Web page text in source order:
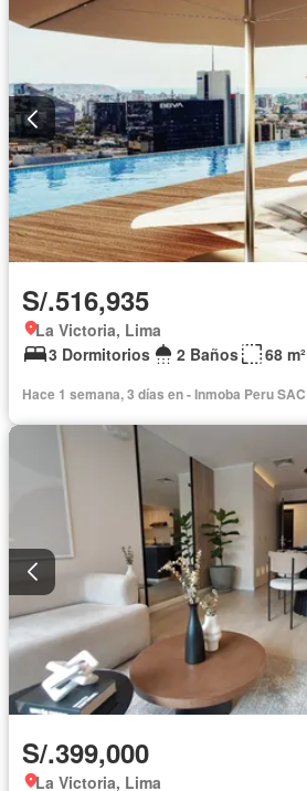
S/.516,935
La Victoria, Lima
3 Dormitorios
2 Baños 68 m²
Hace 1 semana, 3 días en - Inmoba Peru SAC
S/.399,000
La Victoria, Lima